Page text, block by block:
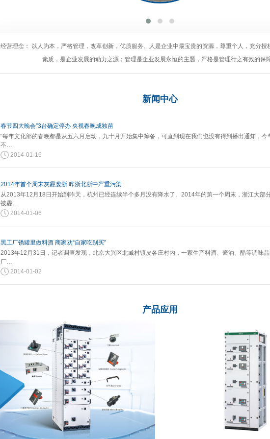
经营理念： 以人为本，严格管理，改革创新，优质服务。人是企业中最宝贵的资源，尊重个人，充分授
素质，是企业发展的动力之源；管理是企业发展永恒的主题，严格是管理行之有效的保
新闻 中心
春节四大晚会”3台确定停办 央视春晚成独苗
“每年文化部的春晚都是从五六月启动，九十月开始集中筹备，可直到现在我们也没有得到播出通知，今
不…
2014-01-16
2014年首个周末灰霾袭浙 昨浙北浙中严重污染
从2013年12月18日开始到昨天，杭州已经连续半个多月没有降水了。2014年的第一个周末，浙江大部
被霾…
2014-01-06
黑工厂锈罐里做料酒 商家劝“自家吃别买”
2013年12月31日，记者调查发现，北京大兴区北臧村镇皮各庄村内，一家生产料酒、酱油、醋等调味品
厂…
2014-01-02
产品应用